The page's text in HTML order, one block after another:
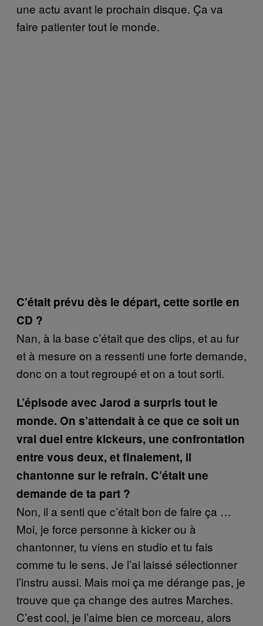
une actu avant le prochain disque. Ça va
faire patienter tout le monde.
C’était prévu dès le départ, cette sortie en
CD ?
Nan, à la base c’était que des clips, et au fur
et à mesure on a ressenti une forte demande,
donc on a tout regroupé et on a tout sorti.
L’épisode avec Jarod a surpris tout le
monde. On s’attendait à ce que ce soit un
vrai duel entre kickeurs, une confrontation
entre vous deux, et finalement, il
chantonne sur le refrain. C’était une
demande de ta part ?
Non, il a senti que c’était bon de faire ça …
Moi, je force personne à kicker ou à
chantonner, tu viens en studio et tu fais
comme tu le sens. Je l’ai laissé sélectionner
l’instru aussi. Mais moi ça me dérange pas, je
trouve que ça change des autres Marches.
C’est cool, je l’aime bien ce morceau, alors